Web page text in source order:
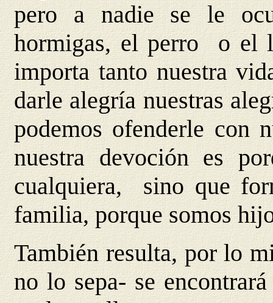
pero a nadie se le
hormigas, el perro o el
importa tanto nuestra
darle alegría nuestras
podemos ofenderle con
nuestra devoción es
cualquiera, sino que
familia, porque somos
También resulta, por lo
no lo sepa- se